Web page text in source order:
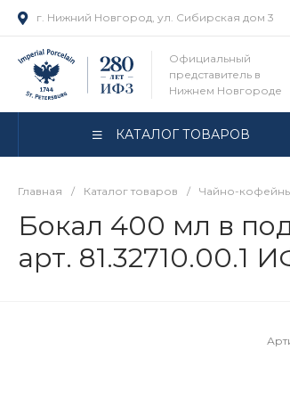
г. Нижний Новгород, ул. Сибирская дом 3
Официальный
представитель в
Нижнем Новгороде
КАТАЛОГ ТОВАРОВ
Главная / Каталог товаров / Чайно-
Бокал 400 мл в
арт. 81.32710.00.1